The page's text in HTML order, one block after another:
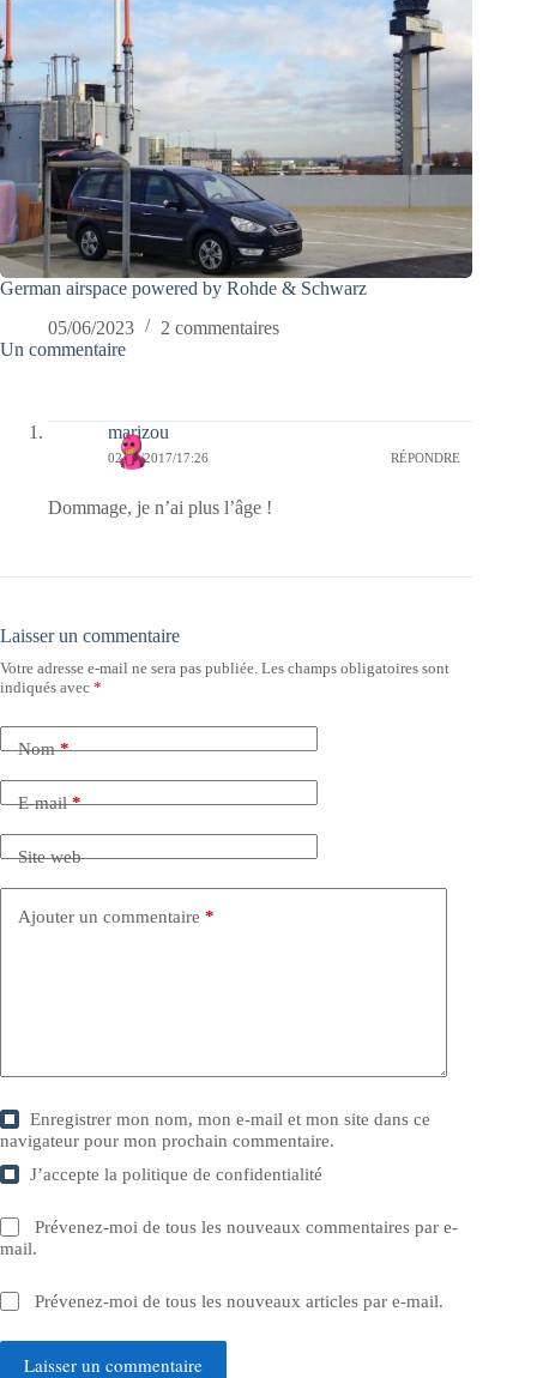
German airspace powered by Rohde & Schwarz
05/06/2023
2 commentaires
Un commentaire
marizou
02/05/2017/17:26 RÉPONDRE
Dommage, je n’ai plus l’âge !
Laisser un commentaire
Votre adresse e-mail ne sera pas publiée. Les champs obligatoires sont
indiqués avec *
Nom*
E-mail*
Site web
Ajouter un commentaire *
Enregistrer mon nom, mon e-mail et mon site dans ce
navigateur pour mon prochain commentaire.
J’accepte lapolitique de confidentialité
Prévenez-moi de tous les nouveaux commentaires par e-
mail.
Prévenez-moi de tous les nouveaux articles par e-mail.
Laisser un commentaire